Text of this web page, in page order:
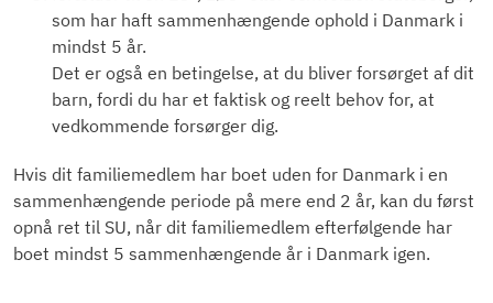
som har haft sammenhængende ophold i Danmark i
mindst 5 år.
Det er også en betingelse, at du bliver forsørget af dit
barn, fordi du har et faktisk og reelt behov for, at
vedkommende forsørger dig.
Hvis dit familiemedlem har boet uden for Danmark i en
sammenhængende periode på mere end 2 år, kan du først
opnå ret til SU, når dit familiemedlem efterfølgende har
boet mindst 5 sammenhængende år i Danmark igen.